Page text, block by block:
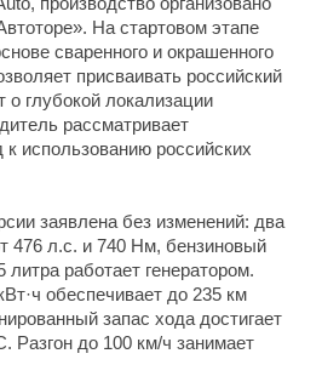
На стартовом этапе
сваренного и окрашенного
присваивать российский
о глубокой локализации
рассматривает
использованию российских
заявлена без изменений: два
476 л.с. и 740 Нм, бензиновый
работает генератором.
обеспечивает до 235 км
запас хода достигает
Разгон до 100 км/ч занимает